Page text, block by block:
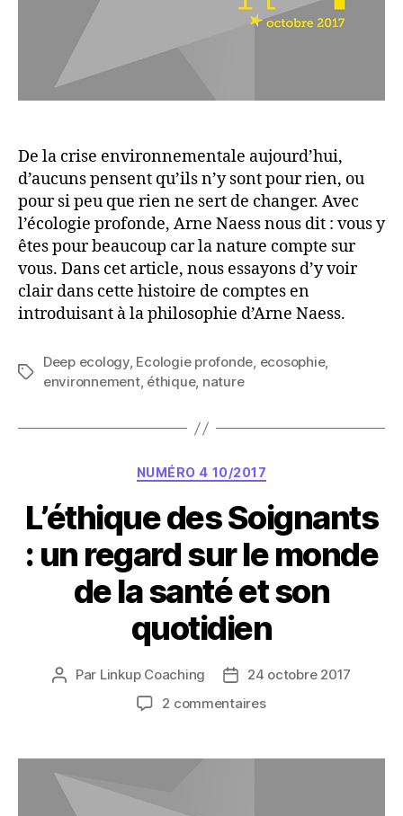
d’une
personne
la
De la crise environnementale aujourd’hui,
d’aucuns pensent qu’ils n’y sont pour rien, ou
pour si peu que rien ne sert de changer. Avec
l’écologie profonde, Arne Naess nous dit : vous y
êtes pour beaucoup car la nature compte sur
vous. Dans cet article, nous essayons d’y voir
clair dans cette histoire de comptes en
introduisant à la philosophie d’Arne Naess.
Étiquettes
Deep ecology, Ecologie profonde, ecosophie,
environnement, éthique, nature
Catégories
NUMÉRO 4 10/2017
L’éthique des Soignants
: un regard sur le monde
de la santé et son
quotidien
Auteur
Par Linkup Coaching
Date
de
24 octobre 2017
2 commentairessur
Soignants